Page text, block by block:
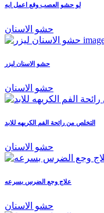
لو حشو العصب وقع اعمل ايه
حشو الاسنان
حشو الاسنان ليزر
حشو الاسنان
التخلص من رائحة الفم الكريهه للابد
حشو الاسنان
علاج وجع الضرس بسرعه
حشو الاسنان